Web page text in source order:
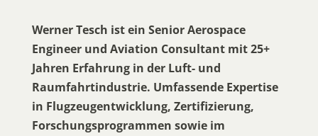
Werner Tesch ist ein Senior Aerospace
Engineer und Aviation Consultant mit 25+
Jahren Erfahrung in der Luft- und
Raumfahrtindustrie. Umfassende Expertise
in Flugzeugentwicklung, Zertifizierung,
Forschungsprogrammen sowie im